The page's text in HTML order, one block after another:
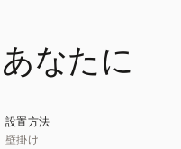
なたに
設置方法
壁掛け